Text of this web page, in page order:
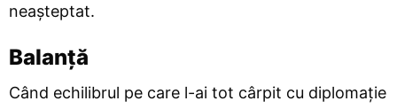
neașteptat.
Balanță
Când echilibrul pe care l-ai tot cârpit cu diplomație